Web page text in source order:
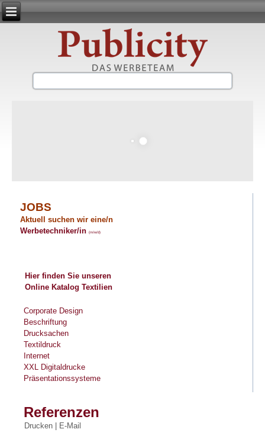
JOBS
Aktuell suchen wir eine/n
Werbetechniker/in(m/w/d)
Hier finden Sie unseren
Online KatalogTextilien
Corporate Design
Beschriftung
Drucksachen
Textildruck
Internet
XXL Digitaldrucke
Präsentationssysteme
Referenzen
Drucken E-Mail